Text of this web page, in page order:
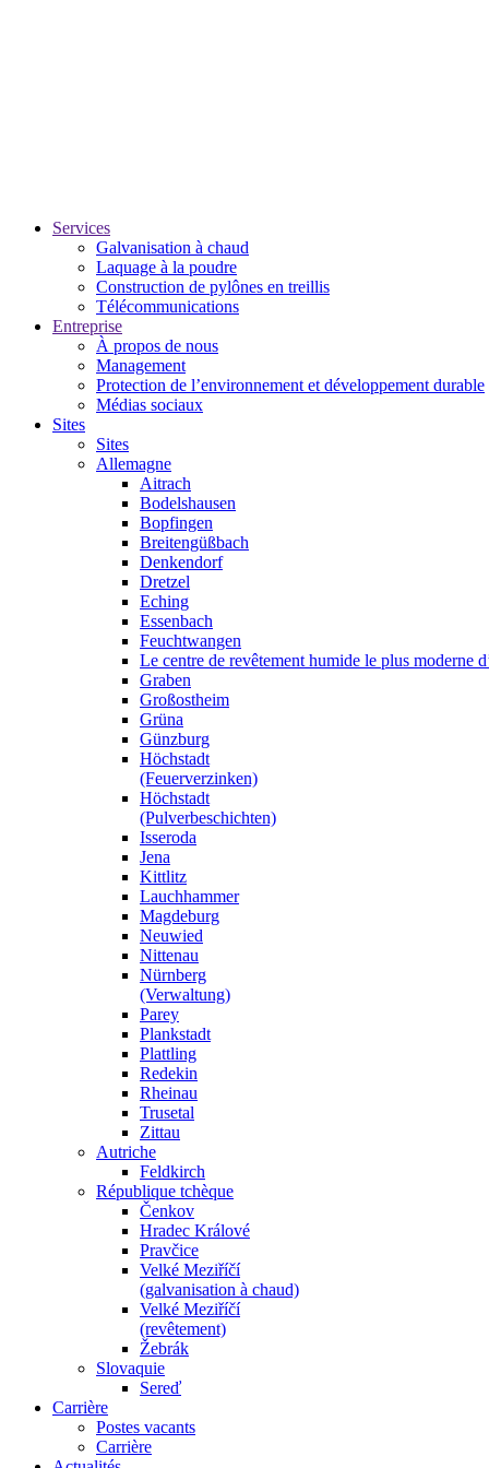
Services
Galvanisation à chaud
Laquage à la poudre
Construction de pylônes en treillis
Télécommunications
Entreprise
À propos de nous
Management
Protection de l’environnement et développement durable
Médias sociaux
Sites
Sites
Allemagne
Aitrach
Bodelshausen
Bopfingen
Breitengüßbach
Denkendorf
Dretzel
Eching
Essenbach
Feuchtwangen
Le centre de revêtement humide le plus moderne
Graben
Großostheim
Grüna
Günzburg
Höchstadt
(Feuerverzinken)
Höchstadt
(Pulverbeschichten)
Isseroda
Jena
Kittlitz
Lauchhammer
Magdeburg
Neuwied
Nittenau
Nürnberg
(Verwaltung)
Parey
Plankstadt
Plattling
Redekin
Rheinau
Trusetal
Zittau
Autriche
Feldkirch
République tchèque
Čenkov
Hradec Králové
Pravčice
Velké Meziříčí
(galvanisation à chaud)
Velké Meziříčí
(revêtement)
Žebrák
Slovaquie
Sereď
Carrière
Postes vacants
Carrière